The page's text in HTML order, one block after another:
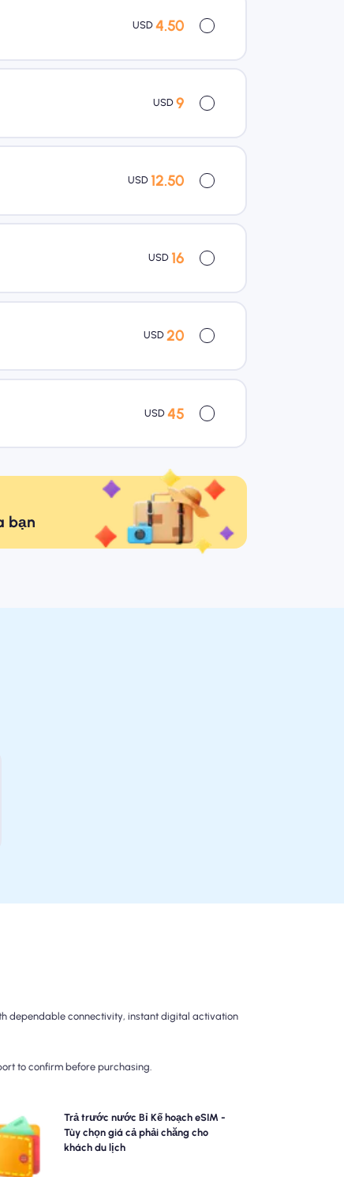
USD 4.50
USD 9
USD 12.50
USD 16
USD 20
USD 45
bạn
dependable connectivity, instant digital activation
to confirm before purchasing.
Trả trước nước Bỉ Kế hoạch eSIM -
Tùy chọn giá cả phải chăng cho
khách du lịch
Chọn các gói eSIM nước Bỉ của chúng tôi cho kết nối
5G không rắc rối. Trả trước để tránh các bất ngờ
toán sau du lịch và duy trì kiểm soát hoàn toàn đối